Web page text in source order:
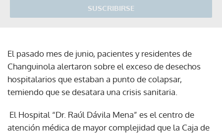
SUSCRIBIRSE
El pasado mes de junio, pacientes y residentes de
Changuinola alertaron sobre el exceso de desechos
hospitalarios que estaban a punto de colapsar,
temiendo que se desatara una crisis sanitaria.
El Hospital “Dr. Raúl Dávila Mena” es el centro de
atención médica de mayor complejidad que la Caja de